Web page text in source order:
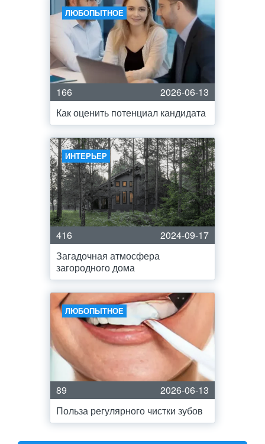
ЛЮБОПЫТНОЕ
166
2026-06-13
Как оценить потенциал кандидата
ИНТЕРЬЕР
416
2024-09-17
Загадочная атмосфера
загородного дома
ЛЮБОПЫТНОЕ
89
2026-06-13
Польза регулярного чистки зубов